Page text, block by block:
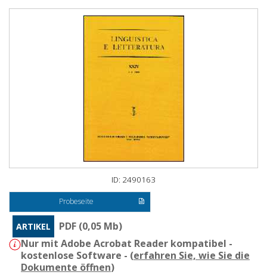
ID: 2490163
Probeseite
ARTIKEL
PDF (0,05 Mb)
Nur mit Adobe Acrobat Reader kompatibel -
kostenlose Software - (erfahren Sie, wie Sie die
Dokumente öffnen)